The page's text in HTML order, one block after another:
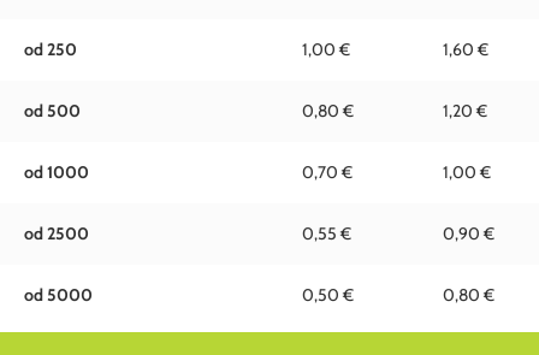
od 250 1,00 € 1,60 €
od 500 0,80 € 1,20 €
od 1000 0,70 € 1,00 €
od 2500 0,55 € 0,90 €
od 5000 0,50 € 0,80 €